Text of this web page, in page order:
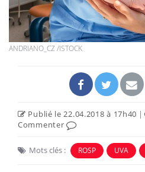
ANDRIANO_CZ /ISTOCK
Publié le 22.04.2018 à 17h40 |
Commenter
Mots clés : ROSP UVA